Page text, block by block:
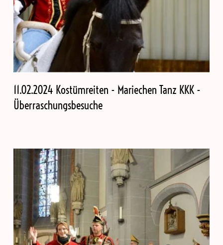
11.02.2024 Kostümreiten - Mariechen Tanz KKK -
Überraschungsbesuche